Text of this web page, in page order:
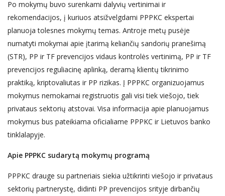
Po mokymų buvo surenkami dalyvių vertinimai ir
rekomendacijos, į kuriuos atsižvelgdami PPPKC ekspertai
planuoja tolesnes mokymų temas. Antroje metų pusėje
numatyti mokymai apie įtarimą keliančių sandorių pranešimą
(STR), PP ir TF prevencijos vidaus kontrolės vertinimą, PP ir TF
prevencijos reguliacinę aplinką, deramą klientų tikrinimo
praktiką, kriptovaliutas ir PP rizikas. Į PPPKC organizuojamus
mokymus nemokamai registruotis gali visi tiek viešojo, tiek
privataus sektorių atstovai. Visa informacija apie planuojamus
mokymus bus pateikiama oficialiame PPPKC ir Lietuvos banko
tinklalapyje.
Apie PPPKC sudarytą mokymų programą
PPPKC drauge su partneriais siekia užtikrinti viešojo ir privataus
sektorių partnerystę, didinti PP prevencijos srityje dirbančių